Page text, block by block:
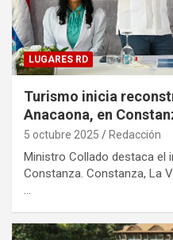
LUGARES RD
Turismo inicia
Anacaona, en
5 octubre 2025 Redacción
Ministro Collado destaca el
Constanza. Constanza, La
…